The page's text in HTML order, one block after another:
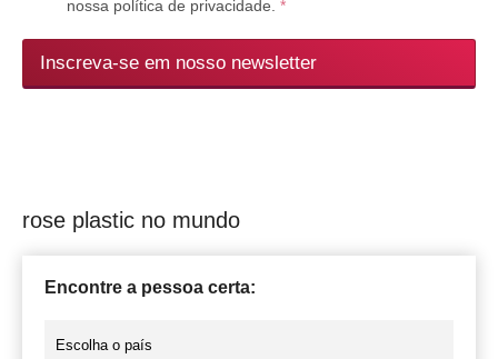
nossa política de privacidade. *
Inscreva-se em nosso newsletter
rose plastic no mundo
Encontre a pessoa certa: